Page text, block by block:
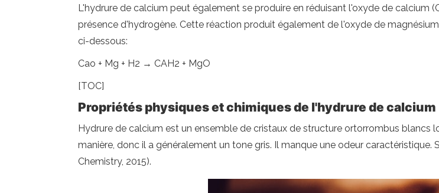
L'hydrure de calcium peut également se produire en réduisant l'oxyde de calcium
présence d'hydrogène. Cette réaction produit également de l'oxyde de
ci-dessous:
Cao + Mg + H2 → CAH2 + MgO
[TOC]
Propriétés physiques et chimiques de l'hydrure de calcium
Hydrure de calcium est un ensemble de cristaux de structure ortorrombus blancs
manière, donc il a généralement un tone gris. Il manque une odeur
Chemistry, 2015).